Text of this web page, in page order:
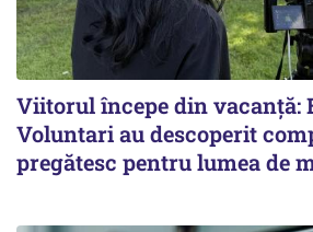
Viitorul începe din vacanță:
Voluntari au descoperit
pregătesc pentru lumea de